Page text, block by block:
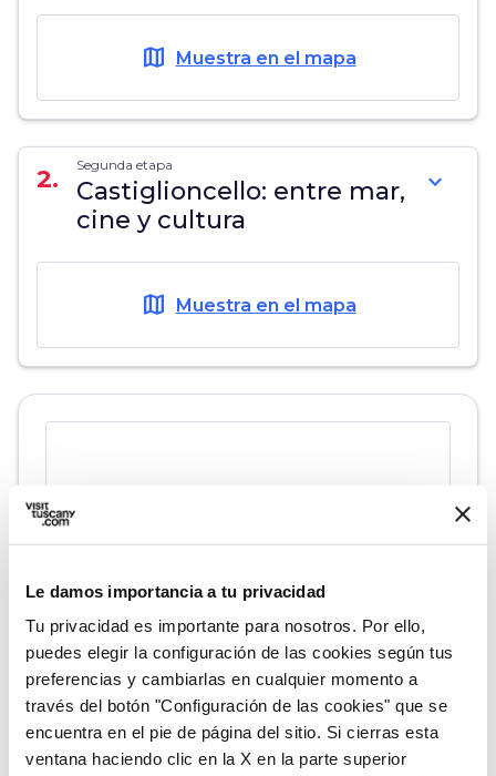
Le damos importancia a tu privacidad
Tu privacidad es importante para nosotros. Por ello,
puedes elegir la configuración de las cookies según tus
preferencias y cambiarlas en cualquier momento a
través del botón "Configuración de las cookies" que se
encuentra en el pie de página del sitio. Si cierras esta
ventana haciendo clic en la X en la parte superior
map Muestra en el mapa
2. Segunda etapa
Castiglioncello: entre mar,
cine y cultura
expand_more
map Muestra en el mapa
fullscreen Explorar en el mapa